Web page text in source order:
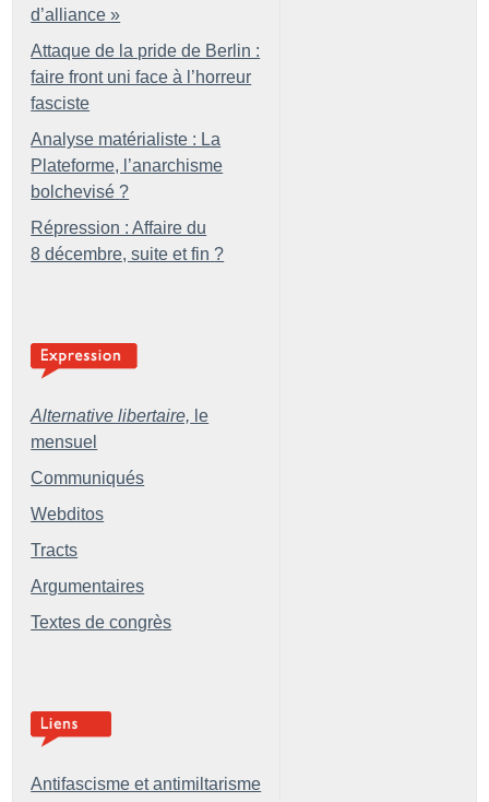
d’alliance »
Attaque de la pride de Berlin :
faire front uni face à l’horreur
fasciste
Analyse matérialiste : La
Plateforme, l’anarchisme
bolchevisé ?
Répression : Affaire du
8 décembre, suite et fin ?
Alternative libertaire, le
mensuel
Communiqués
Webditos
Tracts
Argumentaires
Textes de congrès
Antifascisme et antimiltarisme